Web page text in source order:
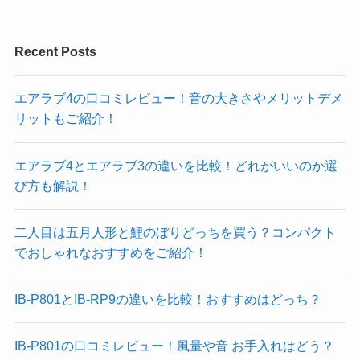
Recent Posts
エアラブ4の口コミレビュー！音の大きさやメリットデメ
リットもご紹介！
エアラブ4とエアラブ3の違いを比較！どれがいいのか選
び方も解説！
二人目は五月人形と鯉のぼりどっちを買う？コンパクト
でおしゃれなおすすめをご紹介！
IB-P801とIB-RP9の違いを比較！おすすめはどっち？
IB-P801の口コミレビュー！風量や音 お手入れはどう？